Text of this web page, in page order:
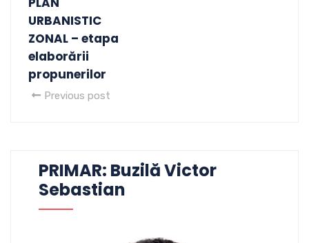
URBANISTIC
ZONAL – etapa
elaborării
propunerilor
Previous post
PRIMAR: Buzilă Victor
Sebastian